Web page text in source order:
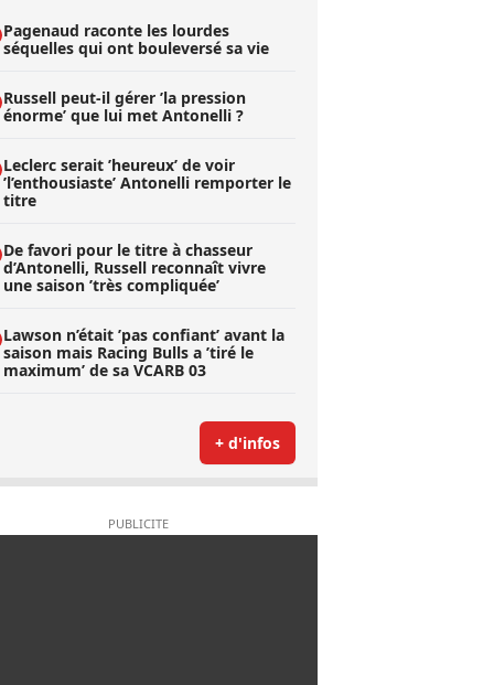
Pagenaud raconte les lourdes
séquelles qui ont bouleversé sa vie
Russell peut-il gérer ’la pression
énorme’ que lui met Antonelli ?
Leclerc serait ’heureux’ de voir
’l’enthousiaste’ Antonelli remporter le
titre
De favori pour le titre à chasseur
d’Antonelli, Russell reconnaît vivre
une saison ’très compliquée’
Lawson n’était ’pas confiant’ avant la
saison mais Racing Bulls a ’tiré le
maximum’ de sa VCARB 03
+ d'infos